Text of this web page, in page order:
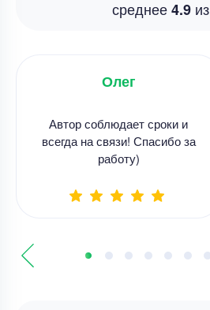
среднее4.9 из
Олег
Автор соблюдает сроки и
всегда на связи! Спасибо за
работу)